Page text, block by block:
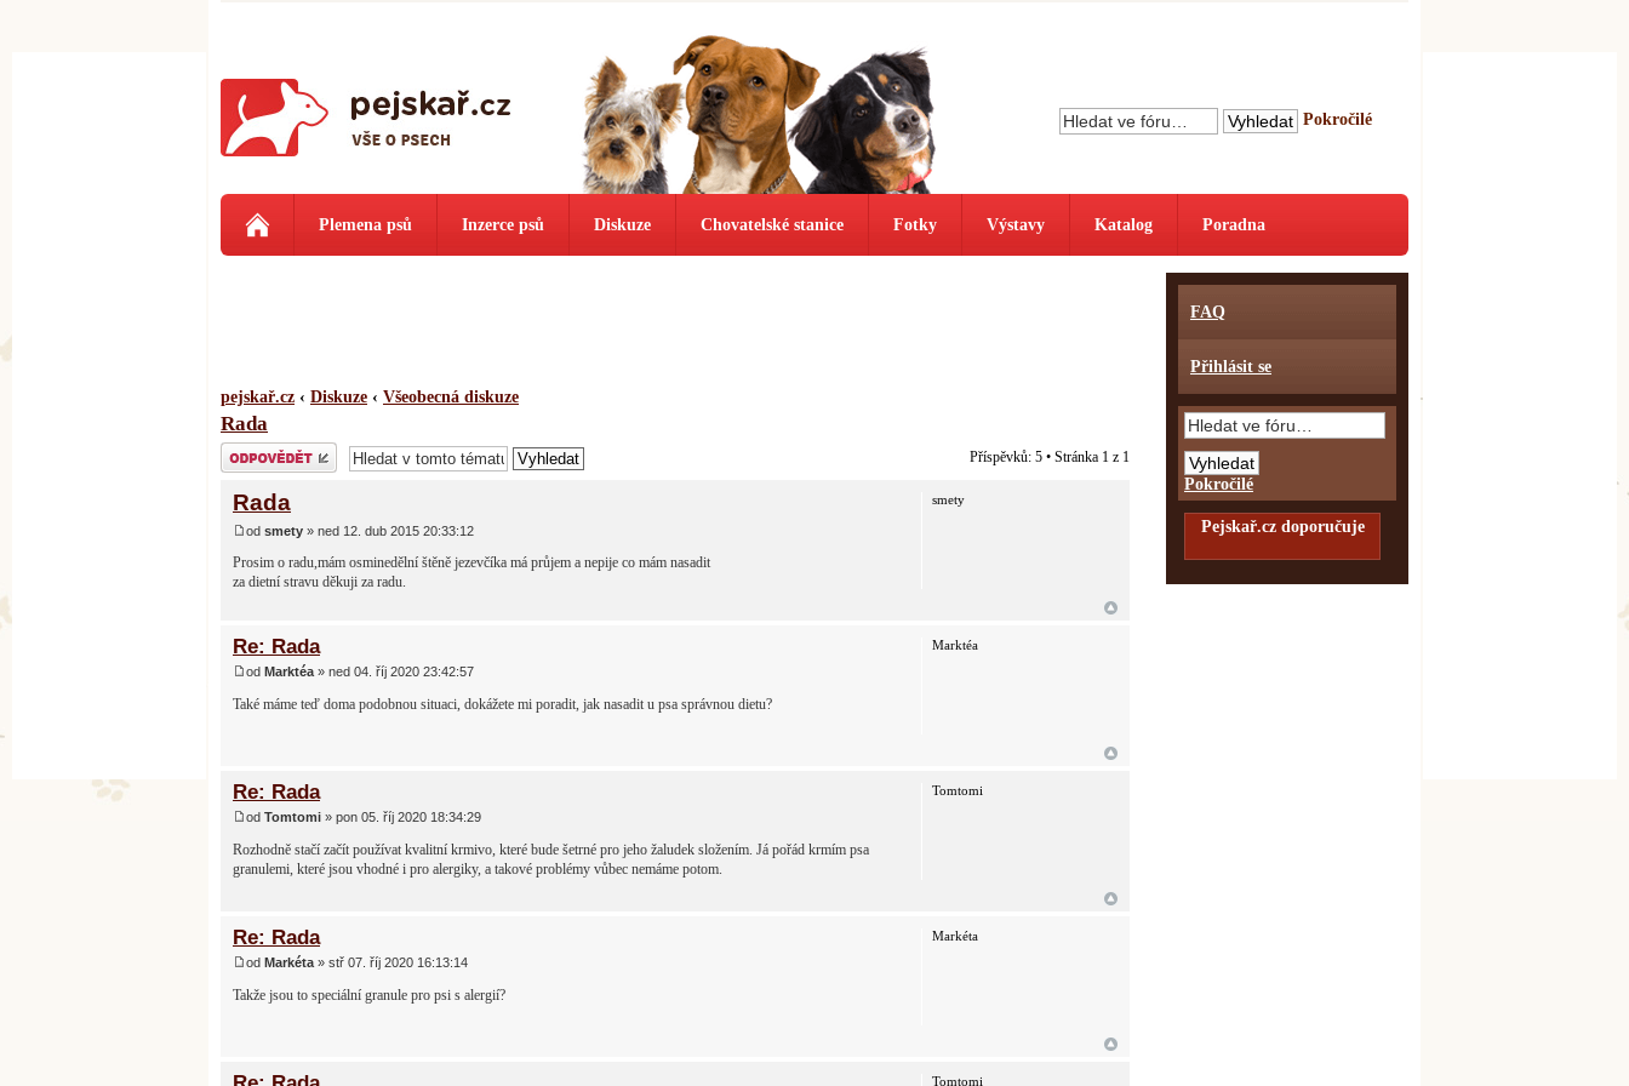
Pokročilé
Plemena psů Inzerce psů Diskuze Chovatelské stanice Fotky Výstavy Katalog Poradna
pejskař.cz ‹ Diskuze ‹ Všeobecná diskuze
Rada
Odeslat odpověď Příspěvků: 5 • Stránka 1 z 1
Rada
od smety » ned 12. dub 2015 20:33:12
Prosim o radu,mám osminedělní štěně jezevčíka má průjem a nepije co mám nasadit
za dietní stravu děkuji za radu.
smety
Re: Rada
od Marktéa » ned 04. říj 2020 23:42:57
Také máme teď doma podobnou situaci, dokážete mi poradit, jak nasadit u psa správnou dietu?
Marktéa
Re: Rada
od Tomtomi » pon 05. říj 2020 18:34:29
Rozhodně stačí začít používat kvalitní krmivo, které bude šetrné pro jeho žaludek složením. Já pořád krmím psa
granulemi, které jsou vhodné i pro alergiky, a takové problémy vůbec nemáme potom.
Tomtomi
Re: Rada
od Markéta » stř 07. říj 2020 16:13:14
Takže jsou to speciální granule pro psi s alergií?
Markéta
Tomtomi
FAQ
Přihlásit se
Pokročilé
Pejskař.cz doporučuje